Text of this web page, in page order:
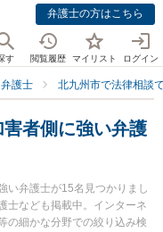
弁護士の方はこちら
す 閲覧履歴 マイリスト ログイン
護士 北九州市で法律相談
者側に強い弁護
い弁護士が15名見つかりまし
士なども掲載中。インターネ
の細かな分野での絞り込み検